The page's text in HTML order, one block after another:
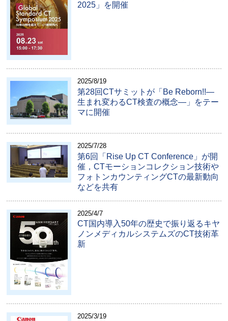
2025」を開催
2025/8/19
第28回CTサミットが「Be Reborn!!―
生まれ変わるCT検査の概念―」をテー
マに開催
2025/7/28
第6回「Rise Up CT Conference」が開
催，CTモーションコレクション技術や
フォトンカウンティングCTの最新動向
などを共有
2025/4/7
CT国内導入50年の歴史で振り返るキヤ
ノンメディカルシステムズのCT技術革
新
2025/3/19